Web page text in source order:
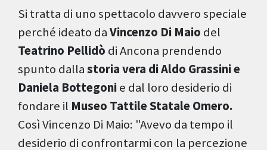
Si tratta di uno spettacolo davvero speciale
perché ideato daVincenzo Di Maio del
Teatrino Pellidò di Ancona prendendo
spunto dallastoria vera di Aldo Grassini e
Daniela Bottegonie dal loro desiderio di
fondare il Museo Tattile Statale Omero.
Così Vincenzo Di Maio: "Avevo da tempo il
desiderio di confrontarmi con la percezione